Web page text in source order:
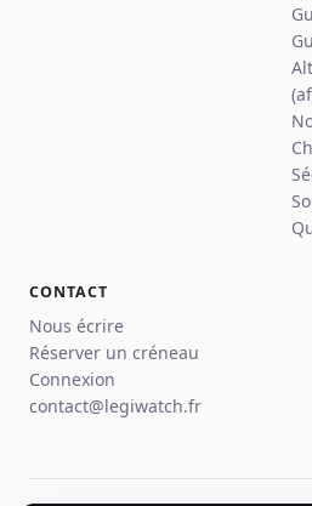
CONTACT
Nous écrire
Réserver un créneau
Connexion
contact@legiwatch.fr